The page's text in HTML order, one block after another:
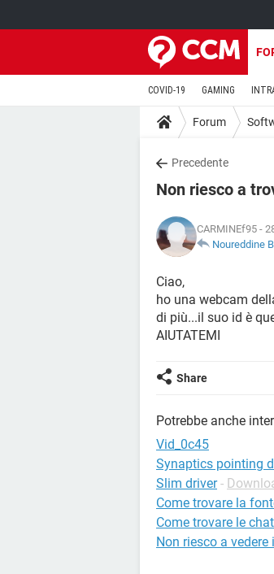
COVID-19 GAMING
Forum
Precedente
Non riesco a
CARMINEf95 -
Noureddine
Ciao,
ho una webcam
di più...il suo id è
AIUTATEMI
Share
Potrebbe anche
Vid_0c45
Synaptics pointing
Slim driver -
Come trovare la
Come trovare le
Non riesco a